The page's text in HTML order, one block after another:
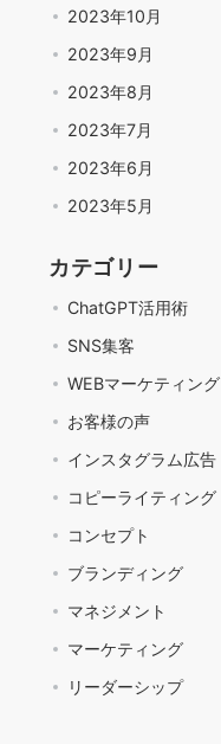
2023年10月
2023年9月
2023年8月
2023年7月
2023年6月
2023年5月
カテゴリー
ChatGPT活用術
SNS集客
WEBマーケティング
お客様の声
インスタグラム広告
コピーライティング
コンセプト
ブランディング
マネジメント
マーケティング
リーダーシップ